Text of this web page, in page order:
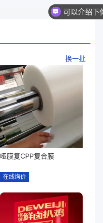
换一批
哑膜复CPP复合膜
在线询价